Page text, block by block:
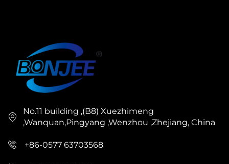
No.11 building ,(B8) Xuezhimeng
,Wanquan,Pingyang ,Wenzhou ,Zhejiang, China
+86-0577 63703568